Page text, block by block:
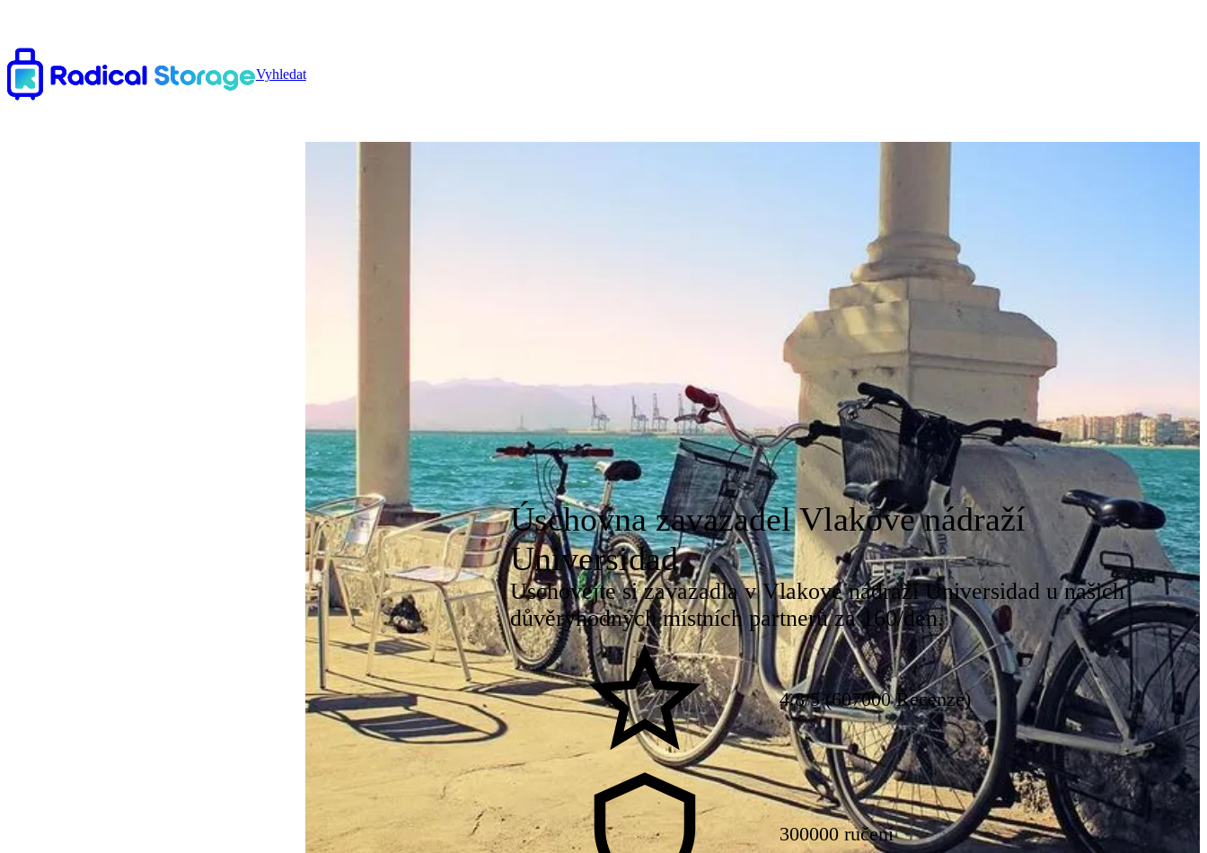
Vyhledat
Úschovna zavazadel Vlakové nádraží
Universidad
Uschovejte si zavazadla v Vlakové nádraží Universidad u našich
důvěryhodných místních partnerů za 160/den.
4.8/5 (607000 Recenze)
300000 ručení